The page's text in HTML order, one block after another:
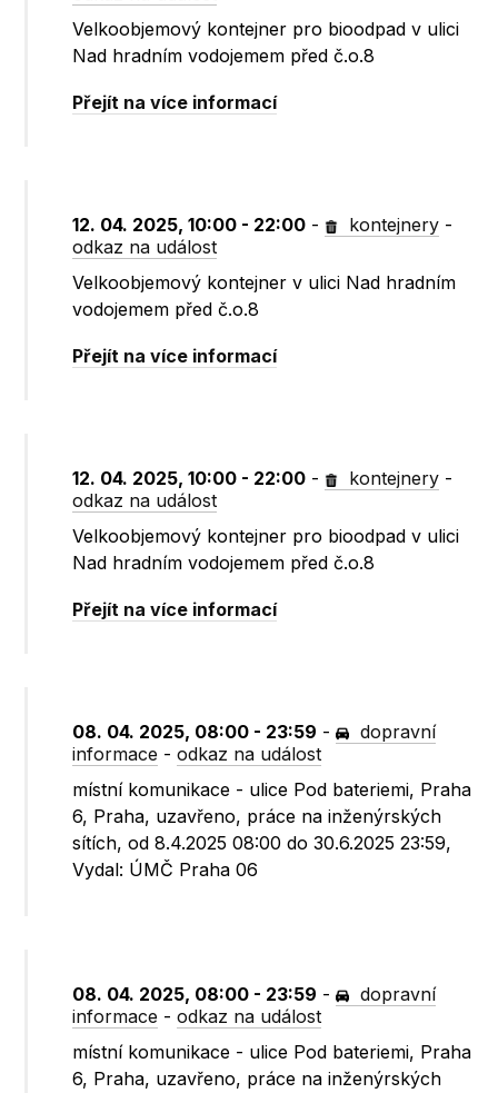
Velkoobjemový kontejner pro bioodpad v ulici
Nad hradním vodojemem před č.o.8
Přejít na více informací
12. 04. 2025, 10:00 - 22:00 - kontejnery -
odkaz na událost
Velkoobjemový kontejner v ulici Nad hradním
vodojemem před č.o.8
Přejít na více informací
12. 04. 2025, 10:00 - 22:00 - kontejnery -
odkaz na událost
Velkoobjemový kontejner pro bioodpad v ulici
Nad hradním vodojemem před č.o.8
Přejít na více informací
08. 04. 2025, 08:00 - 23:59 -
dopravní
informace -odkaz na událost
místní komunikace - ulice Pod bateriemi, Praha
6, Praha, uzavřeno, práce na inženýrských
sítích, od 8.4.2025 08:00 do 30.6.2025 23:59,
Vydal: ÚMČ Praha 06
08. 04. 2025, 08:00 - 23:59 -
dopravní
informace -odkaz na událost
místní komunikace - ulice Pod bateriemi, Praha
6, Praha, uzavřeno, práce na inženýrských